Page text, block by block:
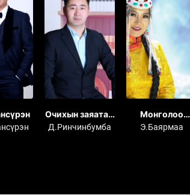
Очихын заяатай
диваажин
Д.Ринчинбумба
Монголоо
зорьлоо
Э.Баярмаа